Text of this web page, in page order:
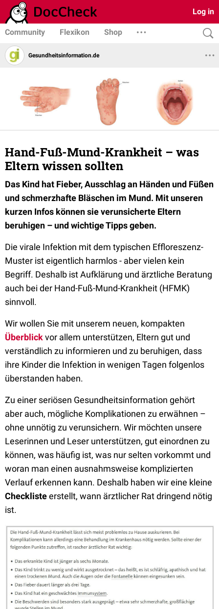
Log in
Community Flexikon Shop
Gesundheits­­information.de
Hand-Fuß-Mund-Krankheit – was
Eltern wissen sollten
Das Kind hat Fieber, Ausschlag an Händen und Füßen
und schmerzhafte Bläschen im Mund. Mit unseren
kurzen Infos können sie verunsicherte Eltern
beruhigen – und wichtige Tipps geben.
Die virale Infektion mit dem typischen Effloreszenz-
Muster ist eigentlich harmlos - aber vielen kein
Begriff. Deshalb ist Aufklärung und ärztliche Beratung
auch bei der Hand-Fuß-Mund-Krankheit (HFMK)
sinnvoll.
Wir wollen Sie mit unserem neuen, kompakten
Überblickvor allem unterstützen, Eltern gut und
verständlich zu informieren und zu beruhigen, dass
ihre Kinder die Infektion in wenigen Tagen folgenlos
überstanden haben.
Zu einer seriösen Gesundheitsinformation gehört
aber auch, mögliche Komplikationen zu erwähnen –
ohne unnötig zu verunsichern. Wir möchten unsere
Leserinnen und Leser unterstützen, gut einordnen zu
können, was häufig ist, was nur selten vorkommt und
woran man einen ausnahmsweise komplizierten
Verlauf erkennen kann. Deshalb haben wir eine kleine
Checklisteerstellt, wann ärztlicher Rat dringend nötig
ist.